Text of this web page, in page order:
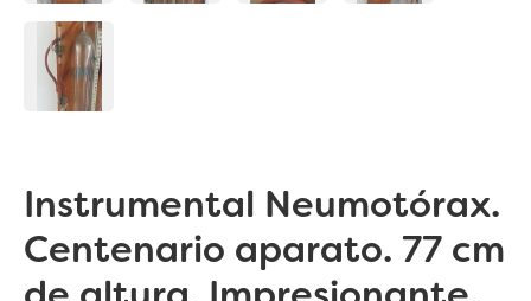
Instrumental Neumotórax.
Centenario aparato. 77 cm